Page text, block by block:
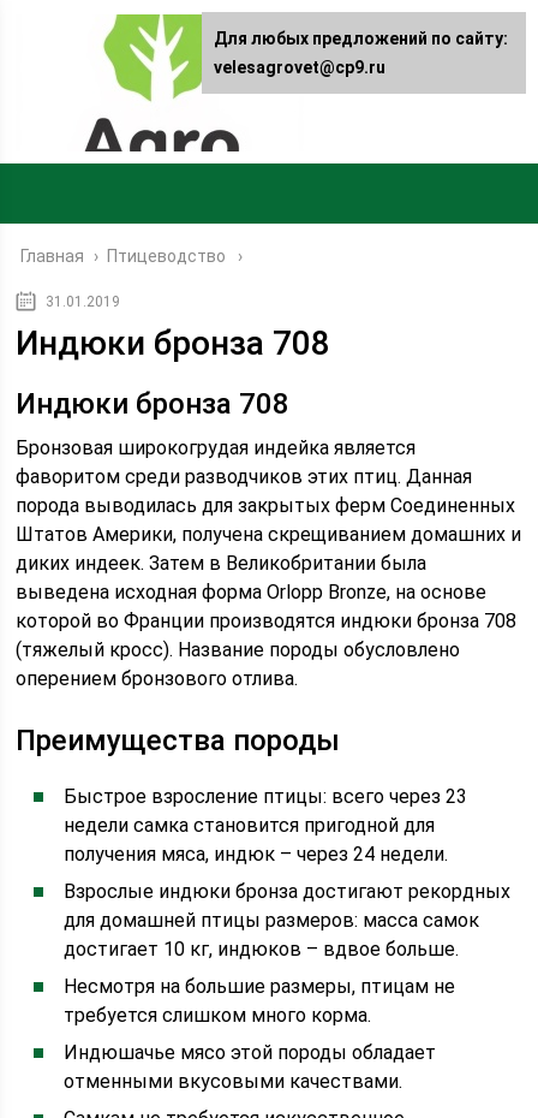
Главная › Птицеводство
31.01.2019
Индюки бронза 708
Индюки бронза 708
Бронзовая широкогрудая индейка является
фаворитом среди разводчиков этих птиц. Данная
порода выводилась для закрытых ферм Соединенных
Штатов Америки, получена скрещиванием домашних и
диких индеек. Затем в Великобритании была
выведена исходная форма Orlopp Bronze, на основе
которой во Франции производятся индюки бронза 708
(тяжелый кросс). Название породы обусловлено
оперением бронзового отлива.
Преимущества породы
Быстрое взросление птицы: всего через 23
недели самка становится пригодной для
получения мяса, индюк – через 24 недели.
Взрослые индюки бронза достигают рекордных
для домашней птицы размеров: масса самок
достигает 10 кг, индюков – вдвое больше.
Несмотря на большие размеры, птицам не
требуется слишком много корма.
Индюшачье мясо этой породы обладает
отменными вкусовыми качествами.
Для любых предложений по сайту:
velesagrovet@cp9.ru